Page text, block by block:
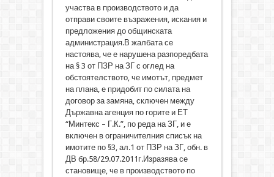
участва в производството и да
отправи своите възражения, искания и
предложения до общинската
администрация.В жалбата се
настоява, че е нарушена разпоредбата
на § 3 от ПЗР на ЗГ с оглед на
обстоятелството, че имотът, предмет
на плана, е придобит по силата на
договор за замяна, сключен между
Държавна агенция по горите и ЕТ
“Минтекс – Г.К.”, по реда на ЗГ, и е
включен в ограничителния списък на
имотите по §3, ал.1 от ПЗР на ЗГ, обн. в
ДВ бр.58/29.07.2011г.Изразява се
становище, че в производството по